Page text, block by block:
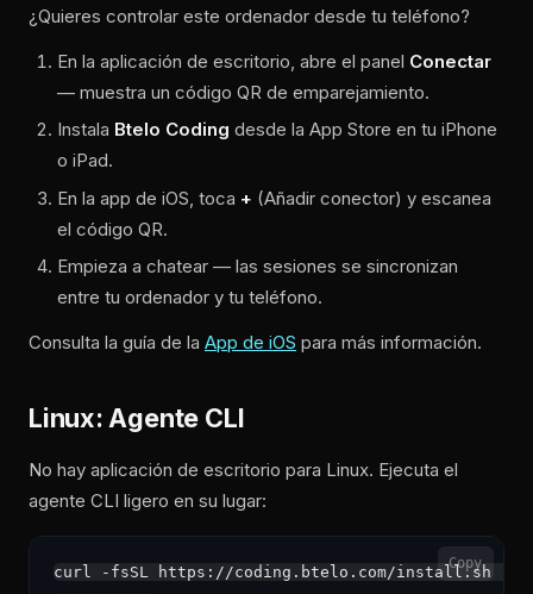
¿Quieres controlar este ordenador desde tu teléfono?
En la aplicación de escritorio, abre el panel Conectar
— muestra un código QR de emparejamiento.
Instala Btelo Coding desde la App Store en tu iPhone
o iPad.
En la app de iOS, toca + (Añadir conector) y escanea
el código QR.
Empieza a chatear — las sesiones se sincronizan
entre tu ordenador y tu teléfono.
Consulta la guía de la App de iOS para más información.
Linux: Agente CLI
No hay aplicación de escritorio para Linux. Ejecuta el
agente CLI ligero en su lugar:
curl -fsSL https://coding.btelo.com/install.sh |
Copy